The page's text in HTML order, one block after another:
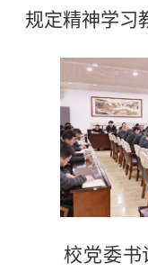
规定精神学习
校党委书